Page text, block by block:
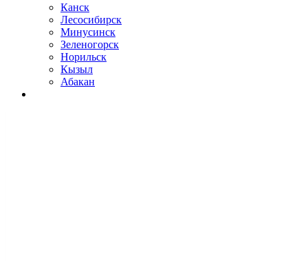
Канск
Лесосибирск
Минусинск
Зеленогорск
Норильск
Кызыл
Абакан